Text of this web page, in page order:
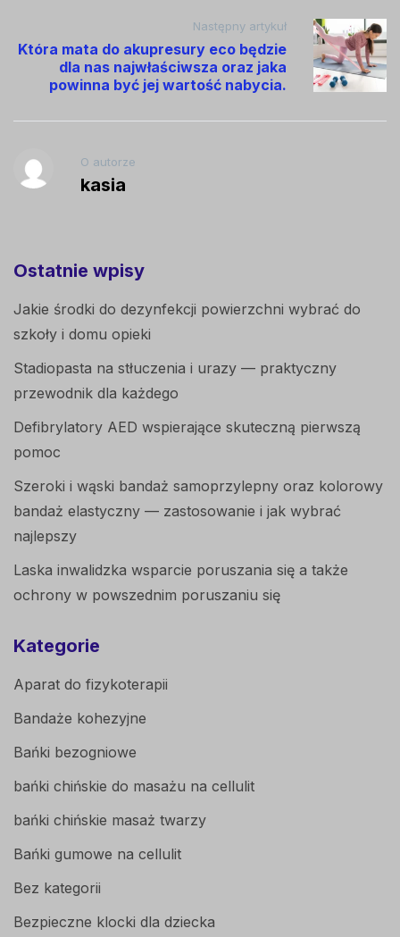
Następny artykuł
Która mata do akupresury eco będzie
dla nas najwłaściwsza oraz jaka
powinna być jej wartość nabycia.
O autorze
kasia
Ostatnie wpisy
Jakie środki do dezynfekcji powierzchni wybrać do
szkoły i domu opieki
Stadiopasta na stłuczenia i urazy — praktyczny
przewodnik dla każdego
Defibrylatory AED wspierające skuteczną pierwszą
pomoc
Szeroki i wąski bandaż samoprzylepny oraz kolorowy
bandaż elastyczny — zastosowanie i jak wybrać
najlepszy
Laska inwalidzka wsparcie poruszania się a także
ochrony w powszednim poruszaniu się
Kategorie
Aparat do fizykoterapii
Bandaże kohezyjne
Bańki bezogniowe
bańki chińskie do masażu na cellulit
bańki chińskie masaż twarzy
Bańki gumowe na cellulit
Bez kategorii
Bezpieczne klocki dla dziecka